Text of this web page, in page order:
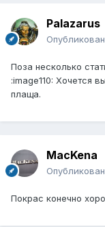
Palazarus
Поза несколько
:image110: Хочется
плаща.
MacKena
Покрас конечно